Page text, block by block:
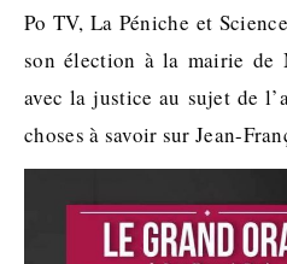
Po TV, La Péniche et
son élection à la mairie de
avec la justice au sujet de
choses à savoir sur Jean-